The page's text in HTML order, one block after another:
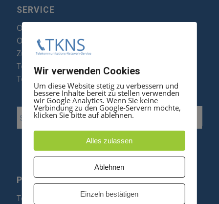
SERVICE
Optipoint Display Reparatur
Octophon F Display Reparatur
Zubehör & Ersatzteile
Telefonanlagen Optimierung
Telefonanlagen Erweiterung
PRODUKTE
Telefonanlagen
Wir verwenden Cookies
Um diese Website stetig zu verbessern und
bessere Inhalte bereit zu stellen verwenden
wir Google Analytics. Wenn Sie keine
Verbindung zu den Google-Servern möchte,
klicken Sie bitte auf ablehnen.
Alles zulassen
Ablehnen
Einzeln bestätigen